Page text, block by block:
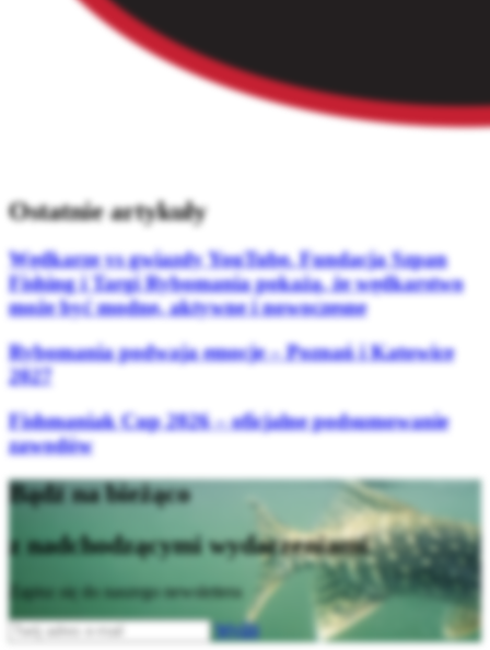
Ostatnie artykuły
Wędkarze vs gwiazdy YouTube. Fundacja Szpan
Fishing i Targi Rybomania pokażą, że wędkarstwo
może być modne, aktywne i nowoczesne
Rybomania podwaja emocje – Poznań i Katowice
2027
Fishmaniak Cup 2026 – oficjalne podsumowanie
zawodów
Bądź na bieżąco
z nadchodzącymi wydarzeniami
Zapisz się do naszego newslettera
Wyślij